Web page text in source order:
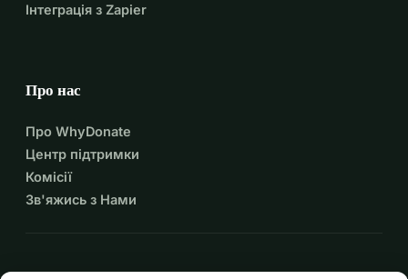
Інтеграція з Zapier
Про нас
Про WhyDonate
Центр підтримки
Комісії
Зв'яжись з Нами